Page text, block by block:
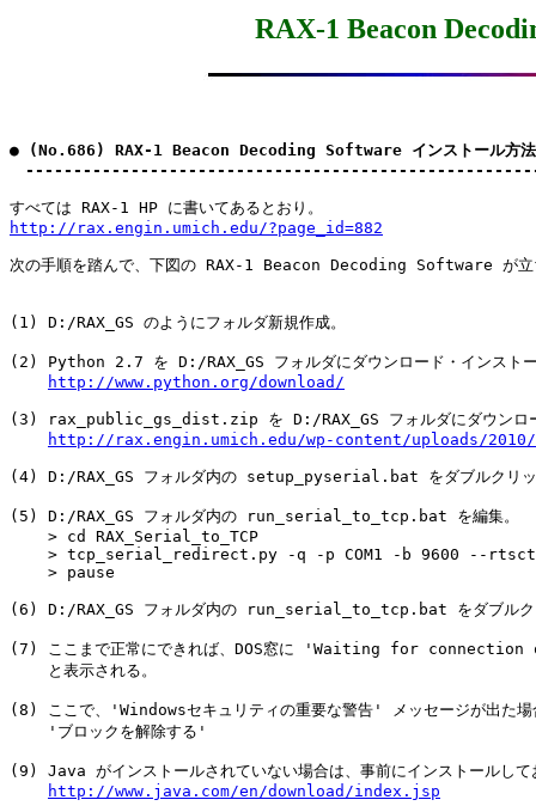
RAX-1 Beacon
● (No.686) RAX-1 Beacon Decoding Software インストール方
http://rax.engin.umich.edu/?page_id=882
次の手順を踏んで、下図の RAX-1 Beacon Decoding Software が立
(1) D:/RAX_GS のようにフォルダ新規作成。
(2) Python 2.7 を D:/RAX_GS フォルダにダウンロード・インスト
http://www.python.org/download/
(3) rax_public_gs_dist.zip を D:/RAX_GS フォルダにダウンロー
http://rax.engin.umich.edu/wp-content/uploads/
(4) D:/RAX_GS フォルダ内の setup_pyserial.bat をダブルクリッ
(5) D:/RAX_GS フォルダ内の run_serial_to_tcp.bat を編集。
    > cd RAX_Serial_to_TCP
> tcp_serial_redirect.py -q -p COM1 -b 9600 --
    > pause
(6) D:/RAX_GS フォルダ内の run_serial_to_tcp.bat をダブルク
(7) ここまで正常にできれば、DOS窓に 'Waiting for
    と表示される。
(8) ここで、'Windowsセキュリティの重要な警告' メッセージが出た場
    'ブロックを解除する'
(9) Java がインストールされていない場合は、事前にインストールして
http://www.java.com/en/download/index.jsp